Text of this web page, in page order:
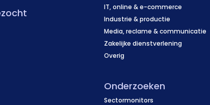
IT, online & e-commerce
Industrie & productie
Media, reclame & communicatie
Zakelijke dienstverlening
Overig
Onderzoeken
Sectormonitors